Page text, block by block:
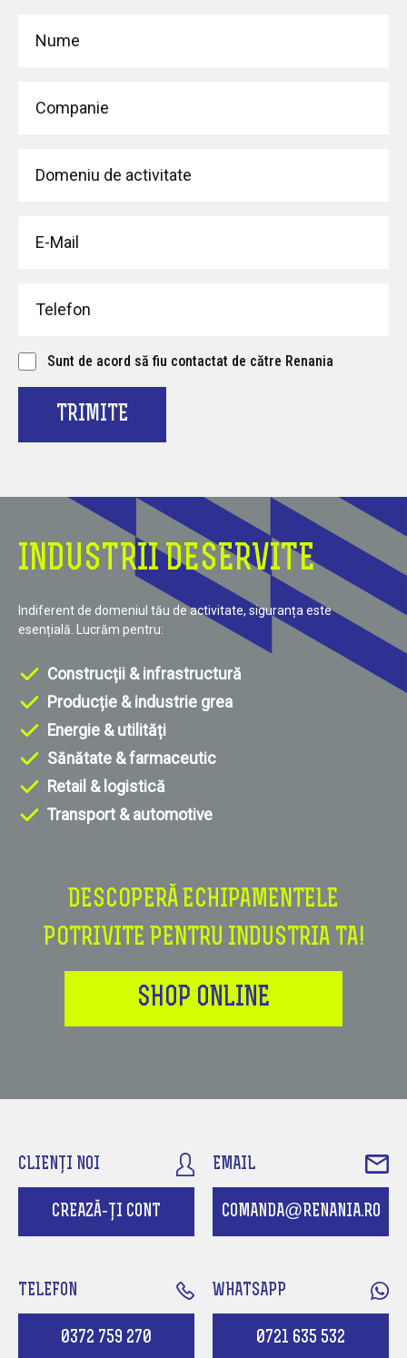
Sunt de acord să fiu contactat de către Renania
TRIMITE
INDUSTRII DESERVITE
Indiferent de domeniul tău de activitate, siguranța este
esențială. Lucrăm pentru:
Construcții & infrastructură
Producție & industrie grea
Energie & utilități
Sănătate & farmaceutic
Retail & logistică
Transport & automotive
DESCOPERĂ ECHIPAMENTELE
POTRIVITE PENTRU INDUSTRIA TA!
SHOP ONLINE
CLIENȚI NOI
CREAZĂ-ȚI CONT
EMAIL
COMANDA@RENANIA.RO
TELEFON
0372 759 270
WHATSAPP
0721 635 532